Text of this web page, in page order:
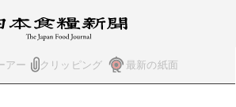
アー クリッピング 最新の紙面